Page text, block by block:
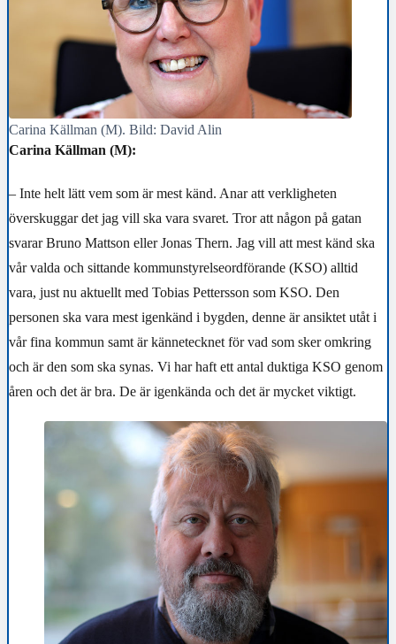
Carina Källman (M). Bild: David Alin
Carina Källman (M):
– Inte helt lätt vem som är mest känd. Anar att verkligheten
överskuggar det jag vill ska vara svaret. Tror att någon på gatan
svarar Bruno Mattson eller Jonas Thern. Jag vill att mest känd ska
vår valda och sittande kommunstyrelseordförande (KSO) alltid
vara, just nu aktuellt med Tobias Pettersson som KSO. Den
personen ska vara mest igenkänd i bygden, denne är ansiktet utåt i
vår fina kommun samt är kännetecknet för vad som sker omkring
och är den som ska synas. Vi har haft ett antal duktiga KSO genom
åren och det är bra. De är igenkända och det är mycket viktigt.